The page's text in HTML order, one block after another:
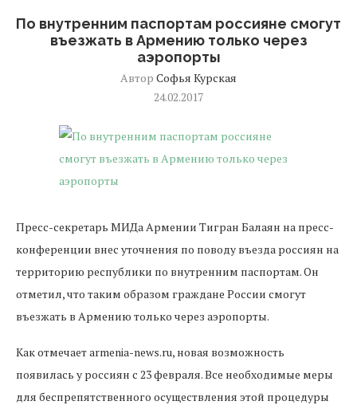
По внутренним паспортам россияне смогут
въезжать в Армению только через
аэропорты
Автор Софья Курская
24.02.2017
Пресс-секретарь МИДа Армении Тигран Балаян на пресс-
конференции внес уточнения по поводу въезда россиян на
территорию республики по внутренним паспортам. Он
отметил, что таким образом граждане России смогут
въезжать в Армению только через аэропорты.
Как отмечает armenia-news.ru, новая возможность
появилась у россиян с 23 февраля. Все необходимые меры
для беспрепятственного осуществления этой процедуры